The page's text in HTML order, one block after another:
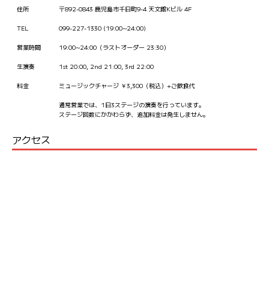
住所 〒892-0843 鹿児島市千日町9-4 天文館Kビル 4F
TEL 099-227-1330 (19:00~24:00)
営業時間 19:00~24:00（ラストオーダー 23:30）
生演奏 1st 20:00, 2nd 21:00, 3rd 22:00
料金 ミュージックチャージ ￥3,300（税込）+ご飲食代
通常営業では、1日3ステージの演奏を行っています。
ステージ回数にかかわらず、追加料金は発生しません。
アクセス